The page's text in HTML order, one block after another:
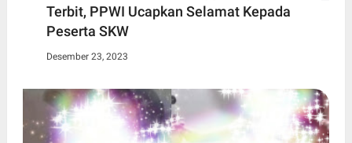
Terbit, PPWI Ucapkan Selamat Kepada
Peserta SKW
Desember 23, 2023